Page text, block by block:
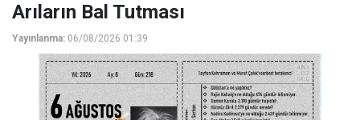
Arıların Bal Tutması
Yayınlanma: 06/08/2026 01:39